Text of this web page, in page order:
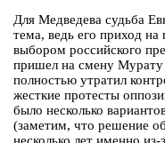
Для Медведева судьба
тема, ведь его приход
выбором российского
пришел на смену Мурату
полностью утратил
жесткие протесты
было несколько
(заметим, что решение